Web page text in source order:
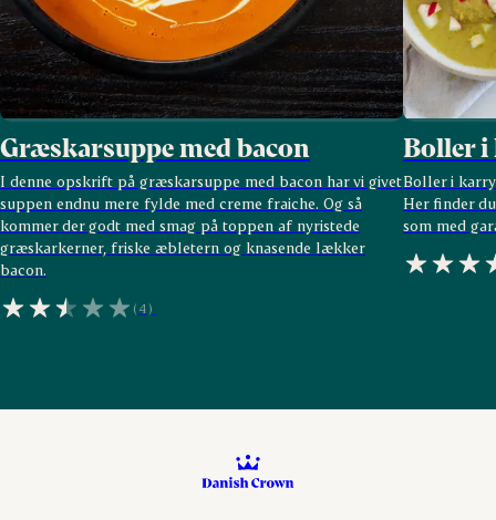
Græskarsuppe med bacon
I denne opskrift på græskarsuppe med bacon har vi givet
suppen endnu mere fylde med creme fraiche. Og så
kommer der godt med smag på toppen af nyristede
græskarkerner, friske æbletern og knasende lækker
bacon.
(4)
Boller i
Boller i
Her finder
som med